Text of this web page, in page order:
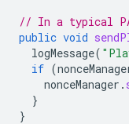
// In a typical
public void
logMessage(
if (
nonceManager .
}
}